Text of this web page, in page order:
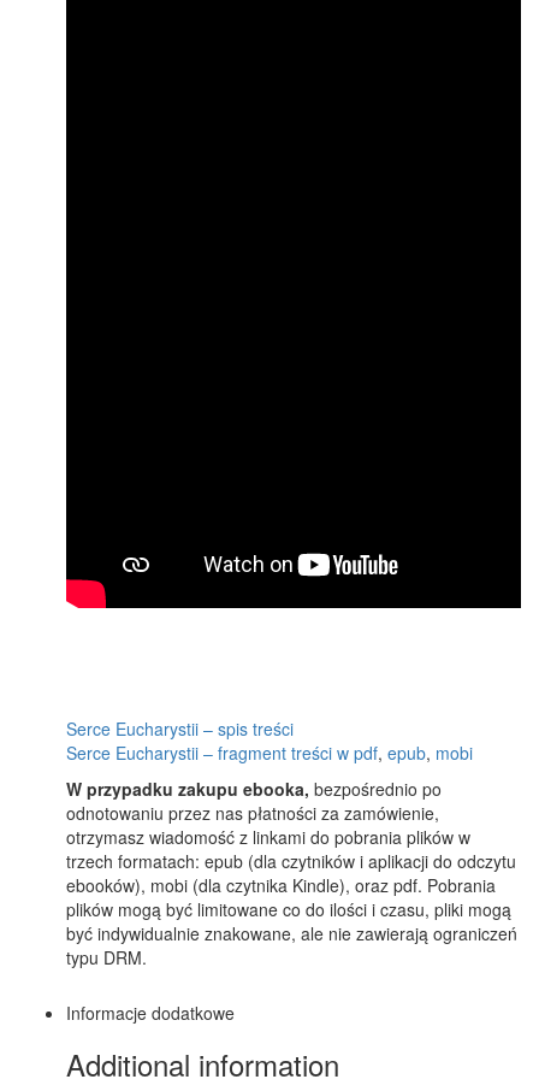
Serce Eucharystii – spis treści
Serce Eucharystii – fragment treści w pdf, epub, mobi
W przypadku zakupu ebooka, bezpośrednio po
odnotowaniu przez nas płatności za zamówienie,
otrzymasz wiadomość z linkami do pobrania plików w
trzech formatach: epub (dla czytników i aplikacji do odczytu
ebooków), mobi (dla czytnika Kindle), oraz pdf. Pobrania
plików mogą być limitowane co do ilości i czasu, pliki mogą
być indywidualnie znakowane, ale nie zawierają ograniczeń
typu DRM.
Informacje dodatkowe
Additional information